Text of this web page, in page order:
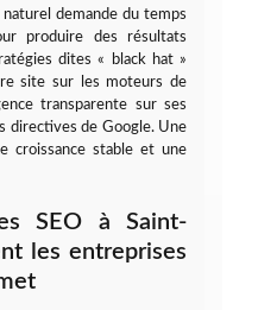
demande du temps
produire des résultats
dites « black hat »
site sur les moteurs de
transparente sur ses
directives de Google. Une
croissance stable et une
SEO à Saint-
les entreprises